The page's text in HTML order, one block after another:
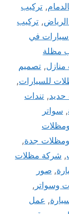
, تركيب
, تركيب
في
مظلة
, تصميم
للسيارات,
حديد, تندات
, سواتر
جدة,
, شركة مظلات
, صور
وسواتر ,
, عمل